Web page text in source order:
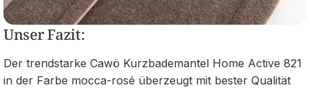
Unser Fazit:
Der trendstarke Cawö Kurzbademantel Home Active 821
in der Farbe mocca-rosé überzeugt mit bester Qualität